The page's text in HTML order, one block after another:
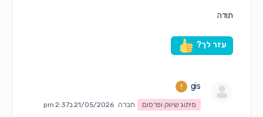
תודה
עזר לך?
gis
מיתוג שיווק ופרסום חברה 21/05/2026 ב2:37 pm